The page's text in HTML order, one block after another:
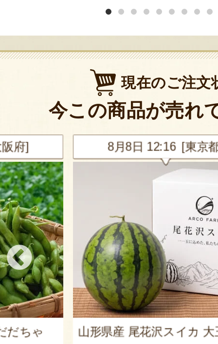
現在のご注文
今この商品が売れ
都]
玉「羅
8月8日 12:15 [山形
山形県産 庄内砂丘メロン